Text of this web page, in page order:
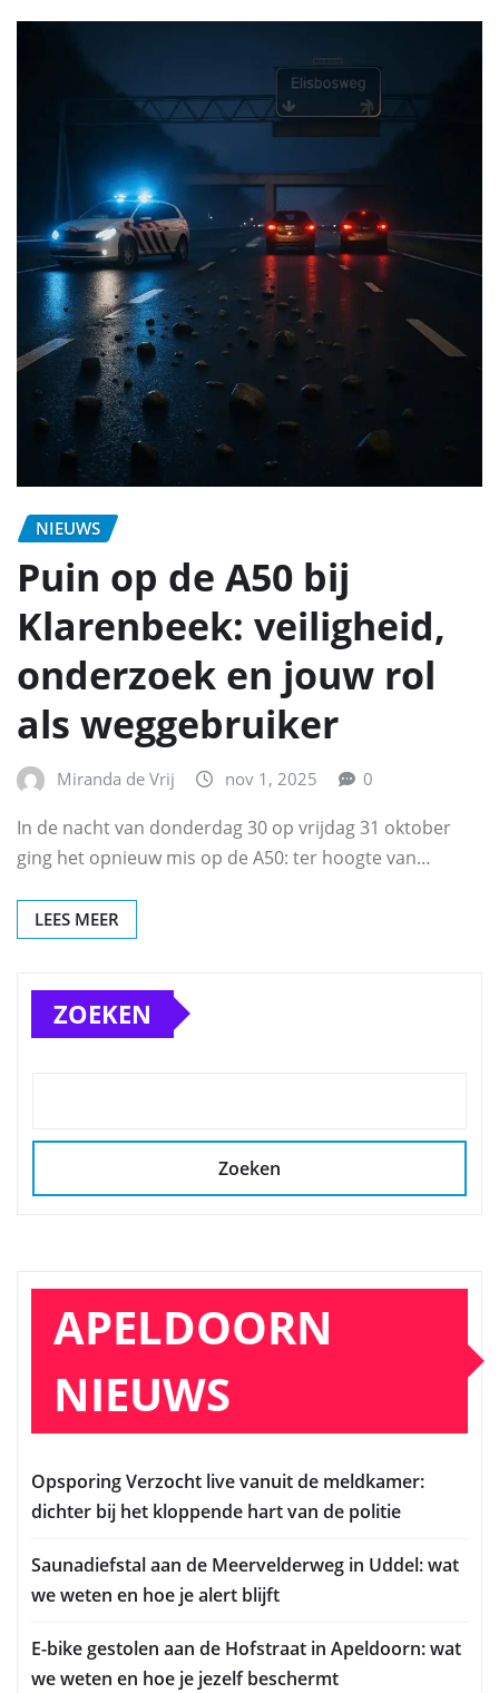
NIEUWS
Puin op de A50 bij
Klarenbeek: veiligheid,
onderzoek en jouw rol
als weggebruiker
Miranda de Vrij nov 1, 2025 0
In de nacht van donderdag 30 op vrijdag 31 oktober
ging het opnieuw mis op de A50: ter hoogte van…
LEES MEER
ZOEKEN
Zoeken
APELDOORN
NIEUWS
Opsporing Verzocht live vanuit de meldkamer:
dichter bij het kloppende hart van de politie
Saunadiefstal aan de Meervelderweg in Uddel: wat
we weten en hoe je alert blijft
E-bike gestolen aan de Hofstraat in Apeldoorn: wat
we weten en hoe je jezelf beschermt